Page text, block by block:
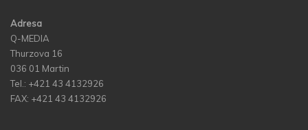
Adresa
Q-MEDIA
Thurzova 16
036 01 Martin
Tel.: +421 43 4132926
FAX: +421 43 4132926